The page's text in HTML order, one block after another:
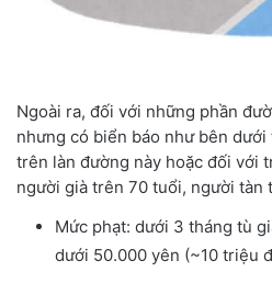
Ngoài ra, đối với những phần
nhưng có biển báo như bên
trên làn đường này hoặc đối với
người già trên 70 tuổi, người tàn
Mức phạt: dưới 3 tháng tù
dưới 50.000 yên (~10 triệu